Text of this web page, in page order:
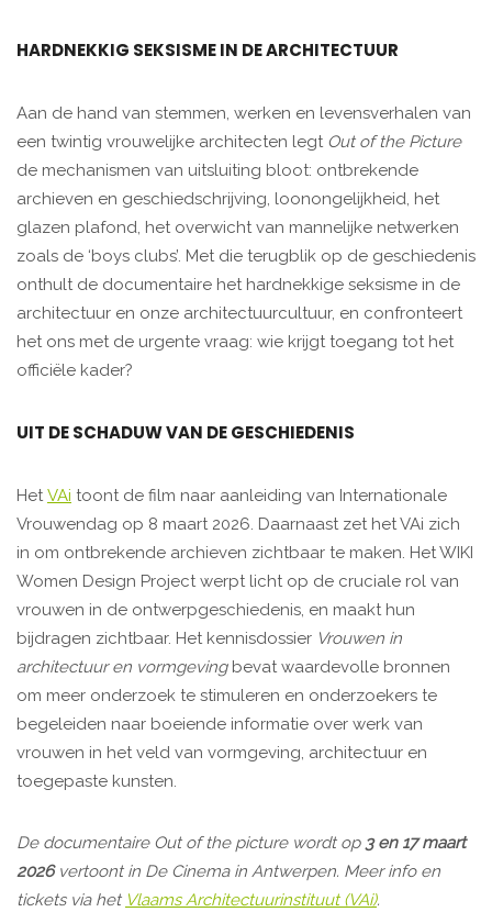
HARDNEKKIG SEKSISME IN DE ARCHITECTUUR
Aan de hand van stemmen, werken en levensverhalen van
een twintig vrouwelijke architecten legt Out of the Picture
de mechanismen van uitsluiting bloot: ontbrekende
archieven en geschiedschrijving, loonongelijkheid, het
glazen plafond, het overwicht van mannelijke netwerken
zoals de ‘boys clubs’. Met die terugblik op de geschiedenis
onthult de documentaire het hardnekkige seksisme in de
architectuur en onze architectuurcultuur, en confronteert
het ons met de urgente vraag: wie krijgt toegang tot het
officiële kader?
UIT DE SCHADUW VAN DE GESCHIEDENIS
HetVAi toont de film naar aanleiding van Internationale
Vrouwendag op 8 maart 2026. Daarnaast zet het VAi zich
in om ontbrekende archieven zichtbaar te maken. Het WIKI
Women Design Project werpt licht op de cruciale rol van
vrouwen in de ontwerpgeschiedenis, en maakt hun
bijdragen zichtbaar. Het kennisdossier Vrouwen in
architectuur en vormgevingbevat waardevolle bronnen
om meer onderzoek te stimuleren en onderzoekers te
begeleiden naar boeiende informatie over werk van
vrouwen in het veld van vormgeving, architectuur en
toegepaste kunsten.
De documentaire Out of the picture wordt op 3 en 17 maart
2026vertoont in De Cinema in Antwerpen. Meer info en
tickets via het Vlaams Architectuurinstituut (VAi).